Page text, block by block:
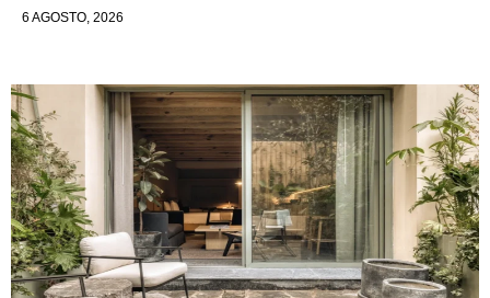
6 AGOSTO, 2026